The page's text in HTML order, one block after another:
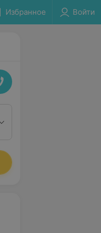
Избранное Войти